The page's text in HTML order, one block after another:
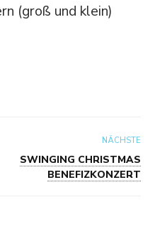
(groß und klein)
NÄCHSTE
SWINGING CHRISTMAS
BENEFIZKONZERT